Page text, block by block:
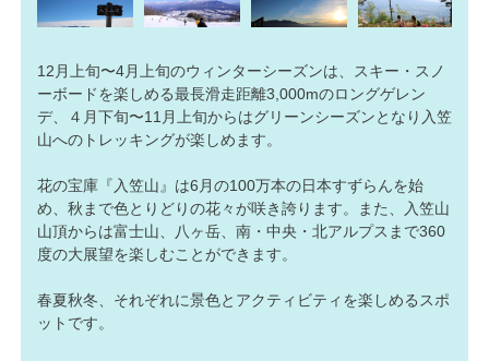
12月上旬〜4月上旬のウィンターシーズンは、スキー・スノ
ーボードを楽しめる最長滑走距離3,000mのロングゲレン
デ、４月下旬〜11月上旬からはグリーンシーズンとなり入笠
山へのトレッキングが楽しめます。
花の宝庫『入笠山』は6月の100万本の日本すずらんを始
め、秋まで色とりどりの花々が咲き誇ります。また、入笠山
山頂からは富士山、八ヶ岳、南・中央・北アルプスまで360
度の大展望を楽しむことができます。
春夏秋冬、それぞれに景色とアクティビティを楽しめるスポ
ットです。